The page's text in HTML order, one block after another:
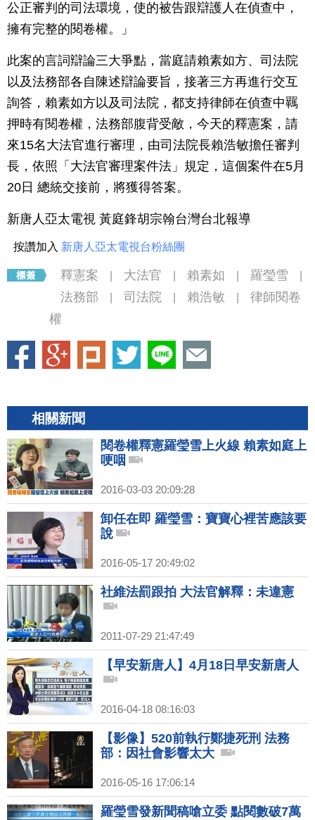
公正審判的司法環境，使的被告跟辯護人在偵查中，
擁有完整的閱卷權。」
此案的言詞辯論三大爭點，當庭請賴素如方、司法院
以及法務部各自陳述辯論要旨，接著三方再進行交互
詢答，賴素如方以及司法院，都支持律師在偵查中羈
押時有閱卷權，法務部腹背受敵，今天的釋憲案，請
來15名大法官進行審理，由司法院長賴浩敏擔任審判
長，依照「大法官審理案件法」規定，這個案件在5月
20日 總統交接前，將獲得答案。
新唐人亞太電視 黃庭鋒胡宗翰台灣台北報導
按讚加入 新唐人亞太電視台粉絲團
釋憲案 大法官 賴素如 羅瑩雪
法務部 司法院 賴浩敏
律師閱卷
權
相關新聞
閱卷權釋憲羅瑩雪上火線 賴素如庭上
哽咽
2016-03-03 20:09:28
卸任在即 羅瑩雪：寶寶心裡苦應該要
說
2016-05-17 20:49:02
社維法罰跟拍 大法官解釋：未違憲
2011-07-29 21:47:49
【早安新唐人】4月18日早安新唐人
2016-04-18 08:16:03
【影像】520前執行鄭捷死刑 法務
部：因社會影響太大
2016-05-16 17:06:14
羅瑩雪發新聞稿嗆立委 點閱數破7萬